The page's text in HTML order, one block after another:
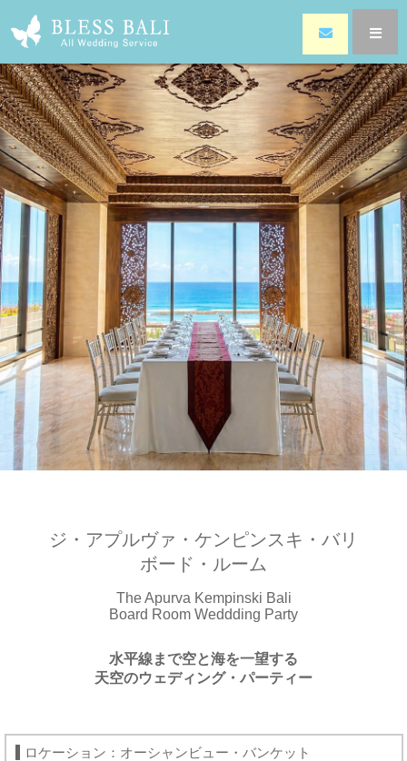
ジ・アプルヴァ・ケンピンスキ・バリ
ボード・ルーム
The Apurva Kempinski Bali
Board Room Weddding Party
水平線まで空と海を一望する
天空のウェディング・パーティー
ロケーション：オーシャンビュー・バンケット